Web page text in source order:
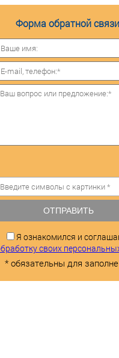
Форма обратной
ОТПРАВИТЬ
Я ознакомился и
своих
* обязательны для